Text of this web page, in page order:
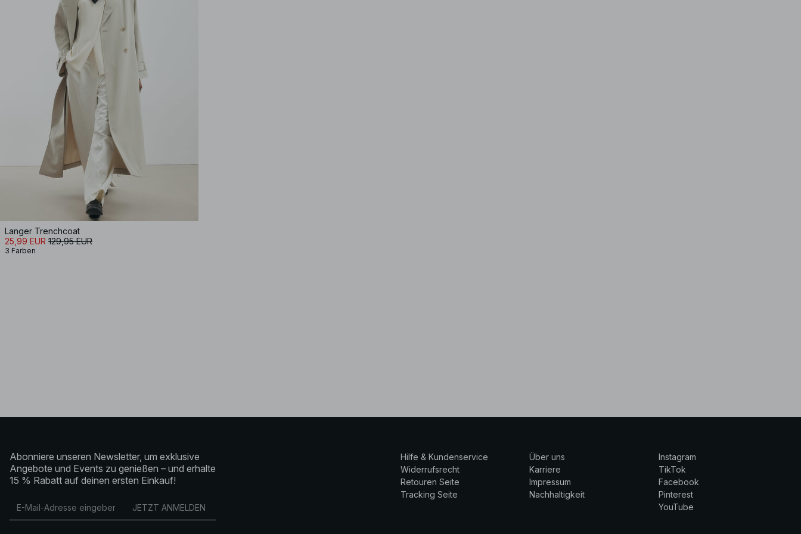
Langer Trenchcoat
25,99 EUR 129,95 EUR
3 Farben
Abonniere unseren Newsletter, um exklusive
Angebote und Events zu genießen – und erhalte
15 % Rabatt auf deinen ersten Einkauf!
JETZT ANMELDEN
Hilfe & Kundenservice
Widerrufsrecht
Retouren Seite
Tracking Seite
Über uns
Karriere
Impressum
Nachhaltigkeit
Instagram
TikTok
Facebook
Pinterest
YouTube